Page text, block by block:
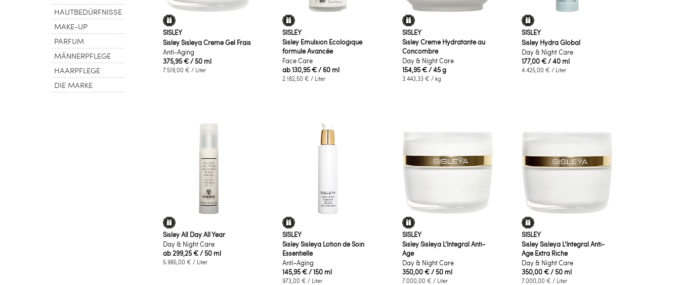
HAUTBEDÜRFNISSE
MAKE-UP
PARFUM
MÄNNERPFLEGE
HAARPFLEGE
DIE MARKE
SISLEY
Sisley Sisleya Creme Gel Frais
Anti-Aging
375,95 €/ 50 ml
7.519,00 € / Liter
SISLEY
Sisley Emulsion Ecologique
formule Avancée
Face Care
ab130,95 €/ 60 ml
2.182,50 € / Liter
SISLEY
Sisley Creme Hydratante au
Concombre
Day & Night Care
154,95 €/ 45 g
3.443,33 € / kg
SISLEY
Sisley Hydra Global
Day & Night Care
177,00 €/ 40 ml
4.425,00 € / Liter
Sisley All Day All Year
Day & Night Care
ab299,25 €/ 50 ml
5.985,00 € / Liter
SISLEY
Sisley Sisleya Lotion de Soin
Essentielle
Anti-Aging
145,95 €/ 150 ml
973,00 € / Liter
SISLEY
Sisley Sisleya L'Integral Anti-
Age
Day & Night Care
350,00 €/ 50 ml
7.000,00 € / Liter
SISLEY
Sisley Sisleya L'Integral Anti-
Age Extra Riche
Day & Night Care
350,00 €/ 50 ml
7.000,00 € / Liter